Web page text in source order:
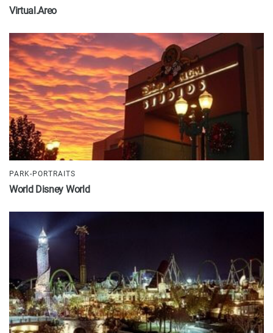
Virtual.Areo
PARK-PORTRAITS
World Disney World